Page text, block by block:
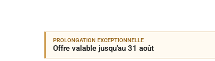
PROLONGATION EXCEPTIONNELLE
Offre valable jusqu'au 31 août